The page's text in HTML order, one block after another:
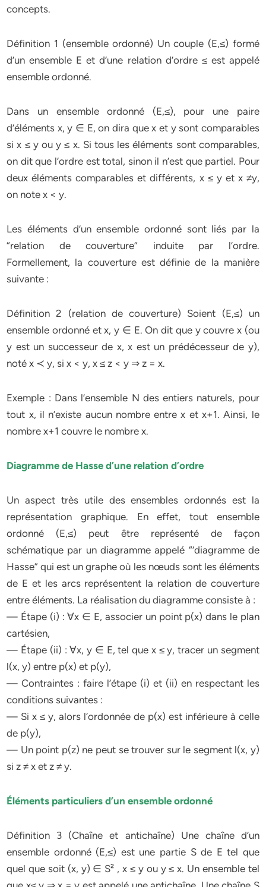
concepts.
Définition 1 (ensemble ordonné) Un couple (E,≤) formé
d’un ensemble E et d’une relation d’ordre ≤ est appelé
ensemble ordonné.
Dans un ensemble ordonné (E,≤), pour une paire
d’éléments x, y ∈ E, on dira que x et y sont comparables
si x ≤ y ou y ≤ x. Si tous les éléments sont comparables,
on dit que l’ordre est total, sinon il n’est que partiel. Pour
deux éléments comparables et différents, x ≤ y et x ≠y,
on note x < y.
Les éléments d’un ensemble ordonné sont liés par la
“relation de couverture” induite par l’ordre.
Formellement, la couverture est définie de la manière
suivante :
Définition 2 (relation de couverture) Soient (E,≤) un
ensemble ordonné et x, y ∈ E. On dit que y couvre x (ou
y est un successeur de x, x est un prédécesseur de y),
noté x ≺ y, si x < y, x ≤ z < y ⇒ z = x.
Exemple : Dans l’ensemble N des entiers naturels, pour
tout x, il n’existe aucun nombre entre x et x+1. Ainsi, le
nombre x+1 couvre le nombre x.
Diagramme de Hasse d’une relation d’ordre
Un aspect très utile des ensembles ordonnés est la
représentation graphique. En effet, tout ensemble
ordonné (E,≤) peut être représenté de façon
schématique par un diagramme appelé “‘diagramme de
Hasse” qui est un graphe où les nœuds sont les éléments
de E et les arcs représentent la relation de couverture
entre éléments. La réalisation du diagramme consiste à :
— Étape (i) : ∀x ∈ E, associer un point p(x) dans le plan
cartésien,
— Étape (ii) : ∀x, y ∈ E, tel que x ≤ y, tracer un segment
l(x, y) entre p(x) et p(y),
— Contraintes : faire l’étape (i) et (ii) en respectant les
conditions suivantes :
— Si x ≤ y, alors l’ordonnée de p(x) est inférieure à celle
de p(y),
— Un point p(z) ne peut se trouver sur le segment l(x, y)
si z ≠ x et z ≠ y.
Éléments particuliers d’un ensemble ordonné
Définition 3 (Chaîne et antichaîne) Une chaîne d’un
ensemble ordonné (E,≤) est une partie S de E tel que
quel que soit (x, y) ∈ S² , x ≤ y ou y ≤ x. Un ensemble tel